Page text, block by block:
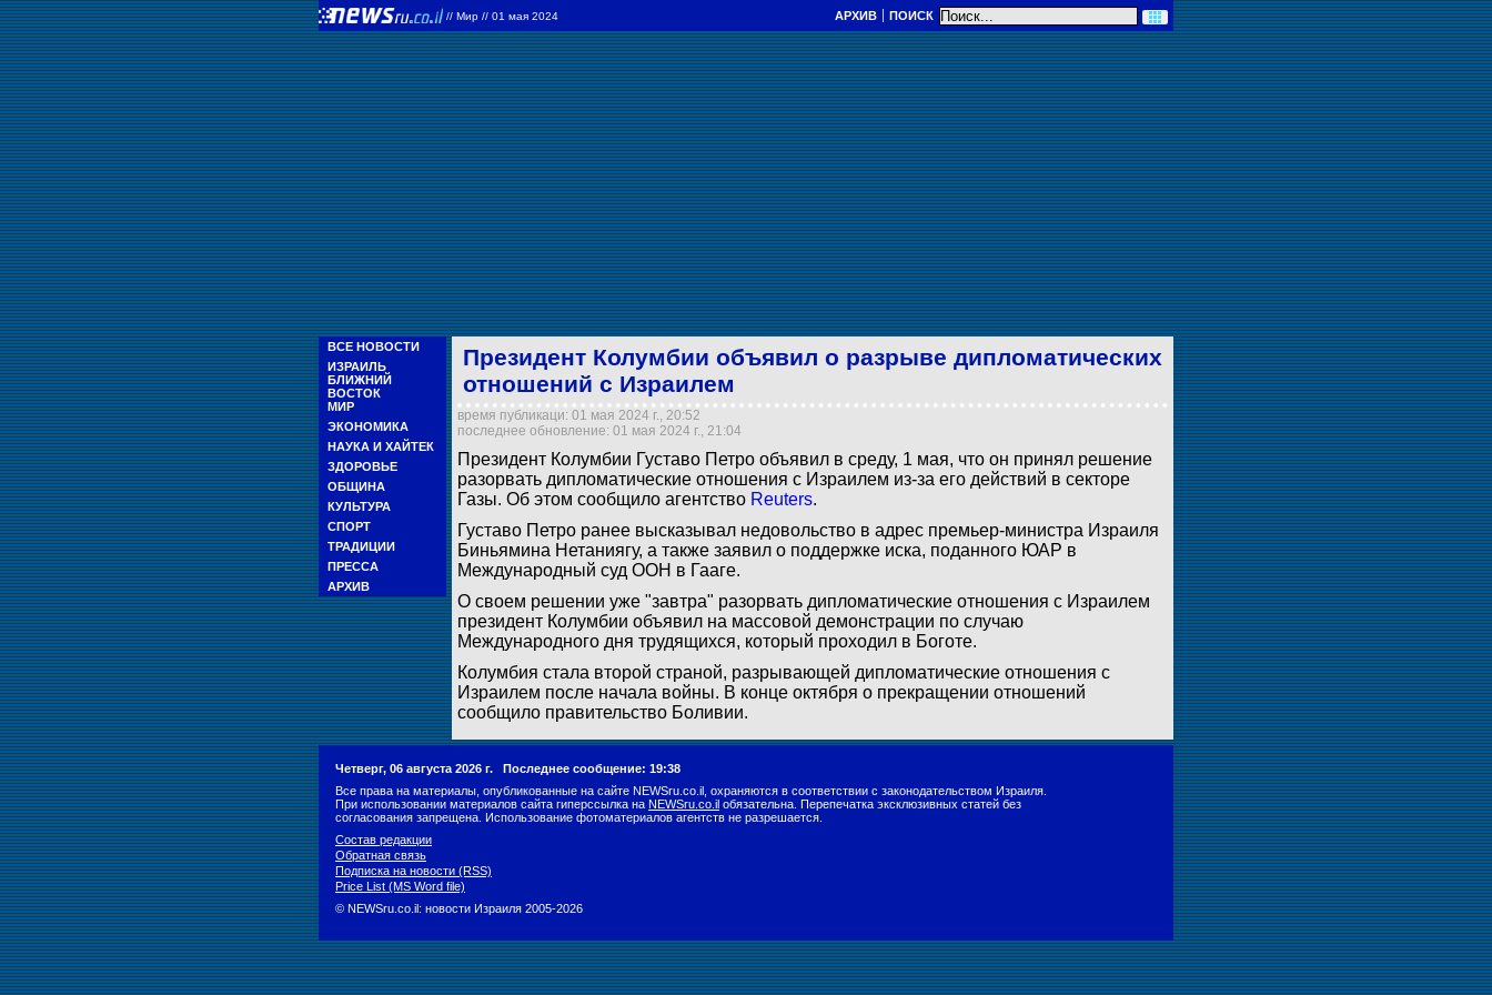
// Мир // 01 мая 2024 АРХИВ ПОИСК
ВСЕ НОВОСТИ
ИЗРАИЛЬ
БЛИЖНИЙ
ВОСТОК
МИР
ЭКОНОМИКА
НАУКА И ХАЙТЕК
ЗДОРОВЬЕ
ОБЩИНА
КУЛЬТУРА
СПОРТ
ТРАДИЦИИ
ПРЕССА
АРХИВ
Президент Колумбии объявил о разрыве дипломатических
отношений с Израилем
время публикаци: 01 мая 2024 г., 20:52
последнее обновление: 01 мая 2024 г., 21:04
Президент Колумбии Густаво Петро объявил в среду, 1 мая, что он принял решение
разорвать дипломатические отношения с Израилем из-за его действий в секторе
Газы. Об этом сообщило агентство Reuters.
Густаво Петро ранее высказывал недовольство в адрес премьер-министра Израиля
Биньямина Нетаниягу, а также заявил о поддержке иска, поданного ЮАР в
Международный суд ООН в Гааге.
О своем решении уже "завтра" разорвать дипломатические отношения с Израилем
президент Колумбии объявил на массовой демонстрации по случаю
Международного дня трудящихся, который проходил в Боготе.
Колумбия стала второй страной, разрывающей дипломатические отношения с
Израилем после начала войны. В конце октября о прекращении отношений
сообщило правительство Боливии.
Четверг, 06 августа 2026 г. Последнее сообщение: 19:38
Все права на материалы, опубликованные на сайте NEWSru.co.il, охраняются в соответствии с законодательством Израиля.
При использовании материалов сайта гиперссылка на NEWSru.co.il обязательна. Перепечатка эксклюзивных статей без
согласования запрещена. Использование фотоматериалов агентств не разрешается.
Состав редакции
Обратная связь
Подписка на новости (RSS)
Price List (MS Word file)
© NEWSru.co.il: новости Израиля 2005-2026